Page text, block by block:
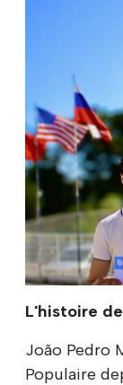
L'histoire
João Pedro
Populaire